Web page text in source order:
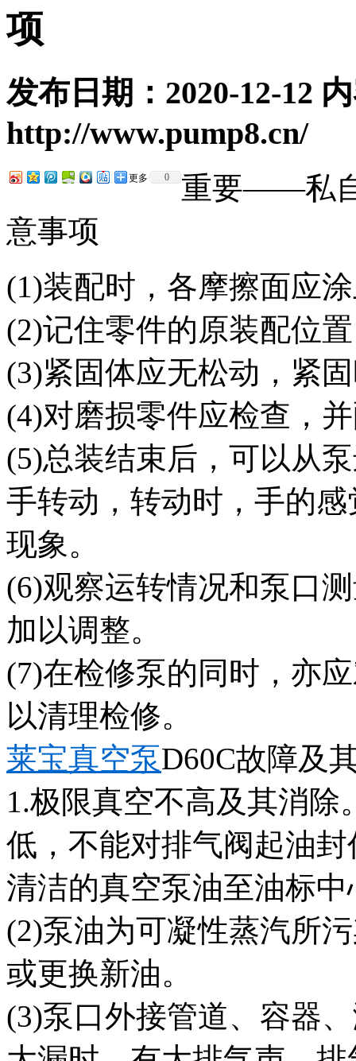
项
发布日期：2020-12-12
http://www.pump8.cn/
更多 0
重要——私
意事项
(1)装配时，各摩擦面应
(2)记住零件的原装配位
(3)紧固体应无松动，紧
(4)对磨损零件应检查，
(5)总装结束后，可以从
手转动，转动时，手的
现象。
(6)观察运转情况和泵口
加以调整。
(7)在检修泵的同时，亦
以清理检修。
莱宝真空泵D60C故障及
1.极限真空不高及其消
低，不能对排气阀起油
清洁的真空泵油至油标中
(2)泵油为可凝性蒸汽所
或更换新油。
(3)泵口外接管道、容器